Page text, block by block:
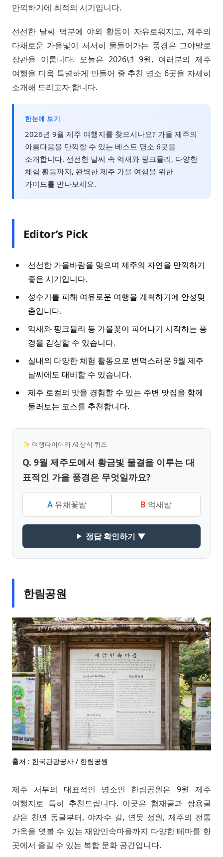
만끽하기에 최적의 시기입니다.
선선한 날씨 덕분에 야외 활동이 자유로워지고, 제주의
다채로운 가을빛이 서서히 물들어가는 풍경은 그야말로
장관을 이룹니다. 오늘은 2026년 9월, 여러분의 제주
여행을 더욱 특별하게 만들어 줄 추천 명소 6곳을 자세히
소개해 드리고자 합니다.
한눈에 보기
2026년 9월 제주 여행지를 찾으시나요? 가을 제주의
아름다움을 만끽할 수 있는 베스트 명소 6곳을
소개합니다. 선선한 날씨 속 억새와 핑크뮬리, 다양한
체험 활동까지, 완벽한 제주 가을 여행을 위한
가이드를 만나보세요.
Editor’s Pick
선선한 가을바람을 맞으며 제주의 자연을 만끽하기
좋은 시기입니다.
성수기를 피해 여유로운 여행을 계획하기에 안성맞
춤입니다.
억새와 핑크뮬리 등 가을꽃이 피어나기 시작하는 풍
경을 감상할 수 있습니다.
실내외 다양한 체험 활동으로 변덕스러운 9월 제주
날씨에도 대비할 수 있습니다.
제주 로컬의 맛을 경험할 수 있는 주변 맛집을 함께
둘러보는 코스를 추천합니다.
✨ 여행다이어리 AI 상식 퀴즈
Q. 9월 제주도에서 황금빛 물결을 이루는 대
표적인 가을 풍경은 무엇일까요?
A 유채꽃밭 B 억새밭
정답 확인하기 ▼
한림공원
출처 : 한국관광공사 / 한림공원
제주 서부의 대표적인 명소인 한림공원은 9월 제주
여행지로 특히 추천드립니다. 이곳은 협재굴과 쌍용굴
같은 천연 동굴부터, 야자수 길, 연못 정원, 제주의 전통
가옥을 엿볼 수 있는 재암민속마을까지 다양한 테마를 한
곳에서 즐길 수 있는 복합 문화 공간입니다.